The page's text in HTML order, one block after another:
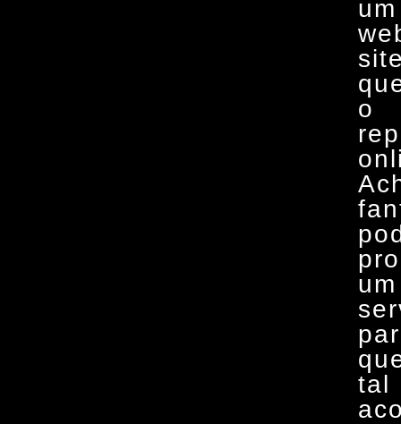
um
o
um
tal